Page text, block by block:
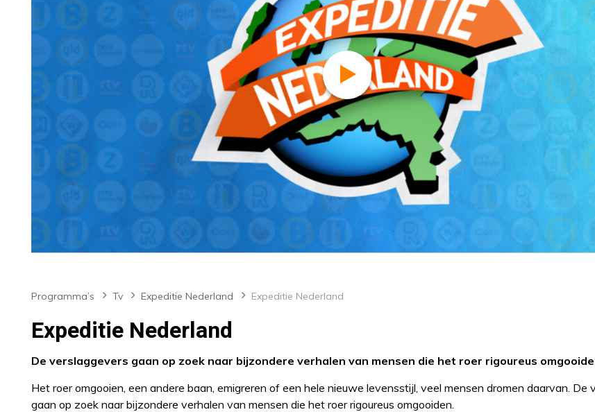
Programma’s Tv Expeditie Nederland Expeditie Nederland
Expeditie Nederland
De verslaggevers gaan op zoek naar bijzondere verhalen van mensen die het roer rigoureus
Het roer omgooien, een andere baan, emigreren of een hele nieuwe levensstijl, veel mensen dromen daarvan. De
gaan op zoek naar bijzondere verhalen van mensen die het roer rigoureus omgooiden.